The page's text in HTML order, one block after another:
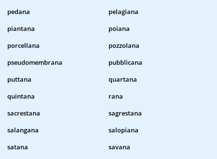
pedana
pelagiana
piantana
poiana
porcellana
pozzolana
pseudomembrana
pubblicana
puttana
quartana
quintana
rana
sacrestana
sagrestana
salangana
salopiana
satana
savana